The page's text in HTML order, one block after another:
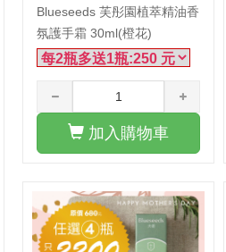
Blueseeds 芙彤園植萃精油香
氛護手霜 30ml(橙花)
加入購物車